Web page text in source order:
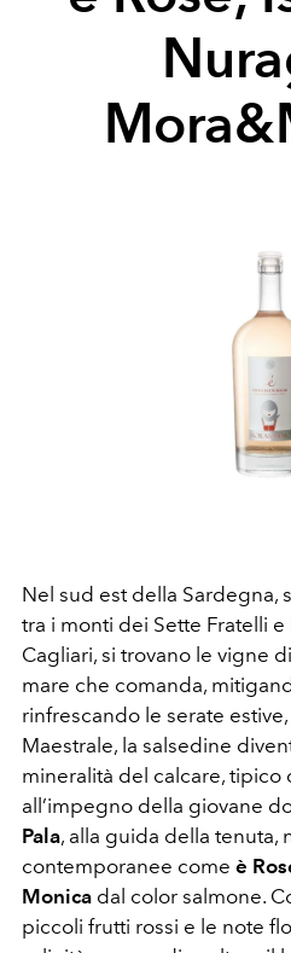
Nel sud est della Sardegna,
tra i monti dei Sette Fratelli
Cagliari, si trovano le vigne di
mare che comanda,
rinfrescando le serate
Maestrale, la salsedine
mineralità del calcare, tipico
all’impegno della giovane
Pala, alla guida della tenuta,
contemporanee come è
Monica dal color salmone.
piccoli frutti rossi e le note